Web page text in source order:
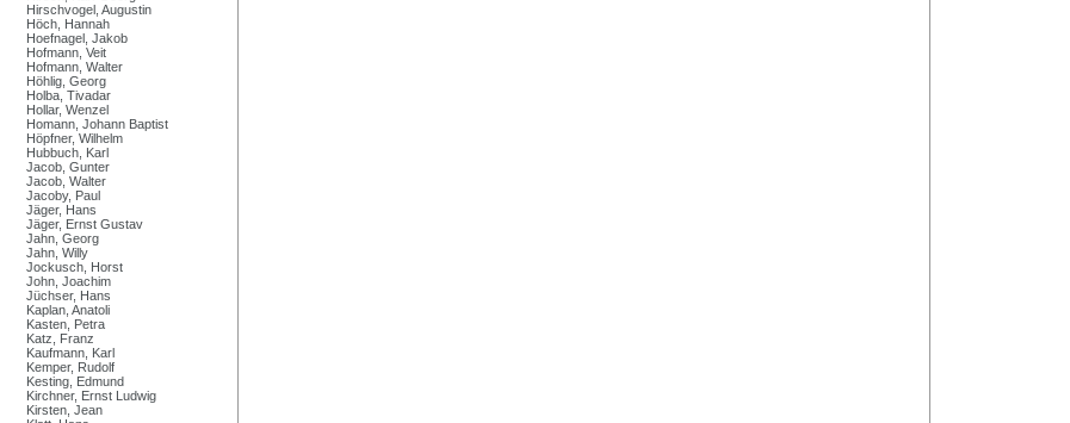
Hirschvogel, Augustin
Höch, Hannah
Hoefnagel, Jakob
Hofmann, Veit
Hofmann, Walter
Höhlig, Georg
Holba, Tivadar
Hollar, Wenzel
Homann, Johann Baptist
Höpfner, Wilhelm
Hubbuch, Karl
Jacob, Gunter
Jacob, Walter
Jacoby, Paul
Jäger, Hans
Jäger, Ernst Gustav
Jahn, Georg
Jahn, Willy
Jockusch, Horst
John, Joachim
Jüchser, Hans
Kaplan, Anatoli
Kasten, Petra
Katz, Franz
Kaufmann, Karl
Kemper, Rudolf
Kesting, Edmund
Kirchner, Ernst Ludwig
Kirsten, Jean